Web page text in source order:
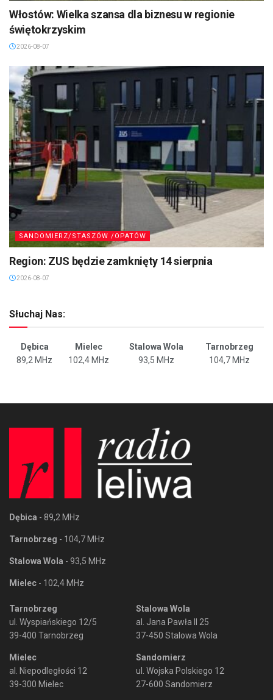
Włostów: Wielka szansa dla biznesu w regionie
świętokrzyskim
2026-08-07
SANDOMIERZ/STASZÓW /OPATÓW
Region: ZUS będzie zamknięty 14 sierpnia
2026-08-07
Słuchaj Nas:
Dębica Mielec Stalowa Wola
Tarnobrzeg
89,2 MHz
102,4 MHz 93,5 MHz 104,7 MHz
Dębica - 89,2 MHz
Tarnobrzeg - 104,7 MHz
Stalowa Wola - 93,5 MHz
Mielec - 102,4 MHz
Tarnobrzeg
ul. Wyspiańskiego 12/5
39-400 Tarnobrzeg
Mielec
al. Niepodległości 12
39-300 Mielec
Stalowa Wola
al. Jana Pawła II 25
37-450 Stalowa Wola
Sandomierz
ul. Wojska Polskiego 12
27-600 Sandomierz